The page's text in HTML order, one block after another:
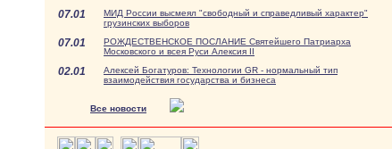
07.01
МИД России высмеял "свободный и справедливый характер"
грузинских выборов
07.01
РОЖДЕСТВЕНСКОЕ ПОСЛАНИЕ Святейшего Патриарха
Московского и всея Руси Алексия II
02.01
Алексей Богатуров: Технологии GR - нормальный тип
взаимодействия государства и бизнеса
Все новости